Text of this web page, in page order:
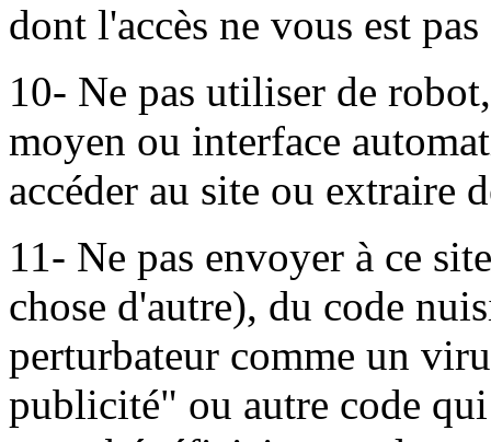
dont l'accès ne vous est
10- Ne pas utiliser de
moyen ou interface
accéder au site ou extraire
11- Ne pas envoyer à ce
chose d'autre), du code
perturbateur comme un
publicité" ou autre code